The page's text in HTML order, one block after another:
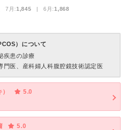
7月:1,845 | 6月:1,868
）について
疾患の診療
門医、産科婦人科腹腔鏡技術認定医
5.0
5.0